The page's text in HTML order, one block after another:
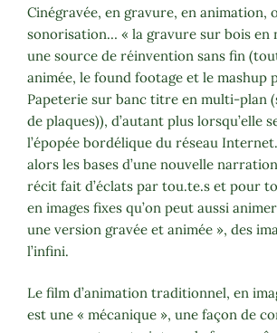
Cinégravée, en gravure, en animation,
sonorisation… « la gravure sur bois en
une source de réinvention sans fin
animée, le found footage et le mashup
Papeterie sur banc titre en multi-plan
de plaques)), d’autant plus lorsqu’elle
l’épopée bordélique du réseau
alors les bases d’une nouvelle
récit fait d’éclats par tou.te.s et pour
en images fixes qu’on peut aussi
une version gravée et animée », des
l’infini.
Le film d’animation traditionnel, en
est une « mécanique », une façon de